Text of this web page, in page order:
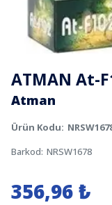
ATMAN At-
Atman
Ürün Kodu:
Barkod: NRSW1678
356,96 ₺